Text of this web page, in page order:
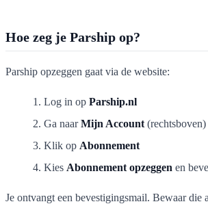
Hoe zeg je Parship op?
Parship opzeggen gaat via de website:
Log in op Parship.nl
Ga naarMijn Account (rechtsboven)
Klik op Abonnement
Kies Abonnement opzeggen en
Je ontvangt een bevestigingsmail. Bewaar die